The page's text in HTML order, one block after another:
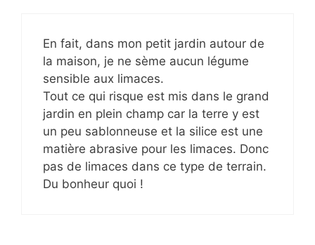
En fait, dans mon petit jardin autour de
la maison, je ne sème aucun légume
sensible aux limaces.
Tout ce qui risque est mis dans le grand
jardin en plein champ car la terre y est
un peu sablonneuse et la silice est une
matière abrasive pour les limaces. Donc
pas de limaces dans ce type de terrain.
Du bonheur quoi !